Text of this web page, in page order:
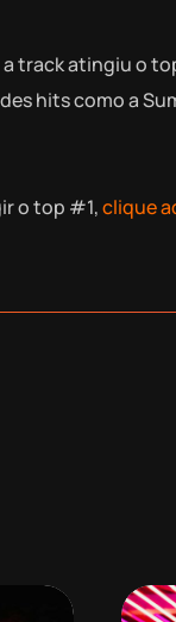
track atingiu o
hits como a
o top #1,clique